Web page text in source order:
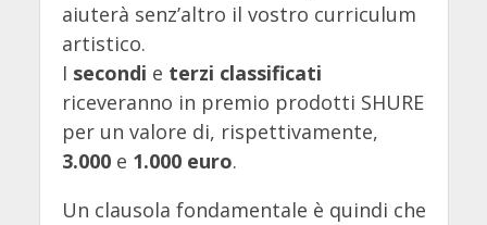
aiuterà senz’altro il vostro curriculum
artistico.
I secondi e terzi classificati
riceveranno in premio prodotti SHURE
per un valore di, rispettivamente,
3.000e 1.000 euro.
Un clausola fondamentale è quindi che